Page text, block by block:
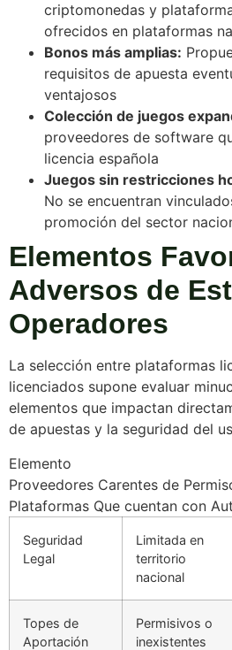
criptomonedas y
ofrecidos en plataformas
Bonos más amplias:
requisitos de apuesta
ventajosos
Colección de juegos
proveedores de software
licencia española
Juegos sin restricciones
No se encuentran
promoción del sector
Elementos
Adversos de
Operadores
La selección entre plataformas
licenciados supone evaluar
elementos que impactan
de apuestas y la seguridad del
Elemento
Proveedores Carentes de
Plataformas Que cuentan con
Seguridad
Legal
Limitada en
territorio
nacional
Topes de
Aportación
Permisivos o
inexistentes